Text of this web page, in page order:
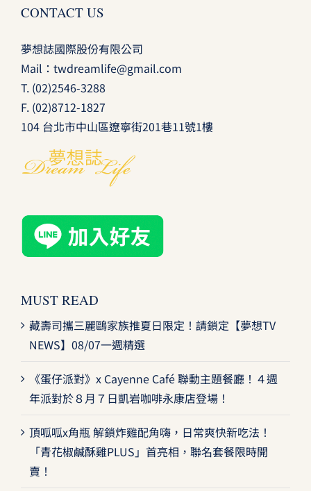
CONTACT US
夢想誌國際股份有限公司
Mail： twdreamlife@gmail.com
T. (02)2546-3288
F. (02)8712-1827
104 台北市中山區遼寧街201巷11號1樓
MUST READ
藏壽司攜三麗鷗家族推夏日限定！請鎖定【夢想TV
NEWS】08/07一週精選
《蛋仔派對》x Cayenne Café 聯動主題餐廳！４週
年派對於８月７日凱岩咖啡永康店登場！
頂呱呱x角瓶 解鎖炸雞配角嗨，日常爽快新吃法！
「青花椒鹹酥雞PLUS」首亮相，聯名套餐限時開
賣！